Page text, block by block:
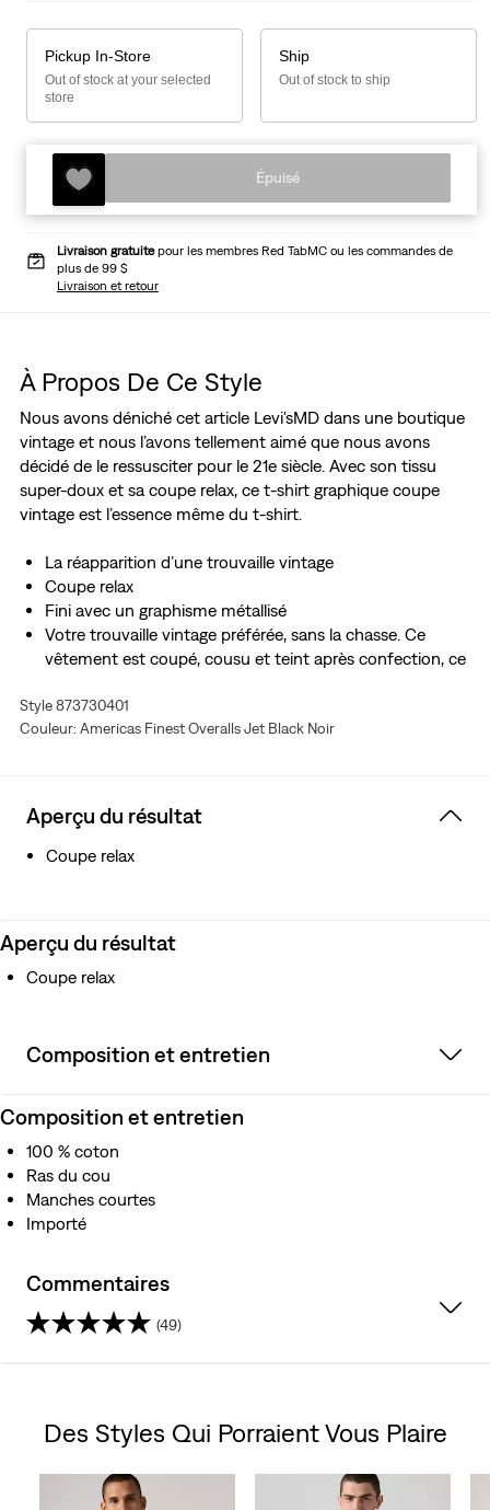
Pickup In-Store
Out of stock at your selected
store
Ship
Out of stock to ship
Épuisé
Livraison gratuitepour les membres Red TabMC ou les commandes de
plus de 99 $
Livraison et retour
À Propos De Ce Style
Nous avons déniché cet article Levi'sMD dans une boutique
vintage et nous l’avons tellement aimé que nous avons
décidé de le ressusciter pour le 21e siècle. Avec son tissu
super-doux et sa coupe relax, ce t-shirt graphique coupe
vintage est l’essence même du t-shirt.
La réapparition d’une trouvaille vintage
Coupe relax
Fini avec un graphisme métallisé
Votre trouvaille vintage préférée, sans la chasse. Ce
vêtement est coupé, cousu et teint après confection, ce
riche. Chaque pièce est vraiment unique.
Style 873730401
Couleur: Americas Finest Overalls Jet Black Noir
Aperçu du résultat
Coupe relax
Aperçu du résultat
Coupe relax
Composition et entretien
Composition et entretien
100 % coton
Ras du cou
Manches courtes
Importé
Commentaires
(49)
sur
5.
Des Styles Qui Porraient Vous Plaire